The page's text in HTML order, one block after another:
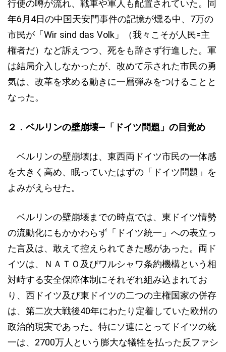
行使の噂が流れ、戦車や軍人も配置されていた。同
年6月4日の中国天安門事件の記憶が燻る中、7万の
市民が「Wir sind das Volk」（我々こそが人民=主
権者だ）など訴えつつ、死をも辞さず行進した。軍
は結局介入しなかったが、改めて示された市民の勇
気は、改革を求める動きに一層弾みをつけることと
なった。
２．ベルリンの壁崩壊―「ドイツ問題」の目覚め
ベルリンの壁崩壊は、東西両ドイツ市民の一体感
を大きく高め、眠っていたはずの「ドイツ問題」を
よみがえらせた。
ベルリンの壁崩壊までの時点では、東ドイツ情勢
の流動化にもかかわらず「ドイツ統一」への表立っ
た言及は、敢えて控えられてきた感があった。両ド
イツは、ＮＡＴＯ及びワルシャワ条約機構という相
対峙する安全保障体制にそれぞれ組み込まれてお
り、西ドイツ及び東ドイツの二つの主権国家の併存
は、第二次大戦後40年にわたり定着していた欧州の
政治的現実であった。特にソ連にとってドイツの統
一は、2700万人という膨大な犠牲を払った反ファシ